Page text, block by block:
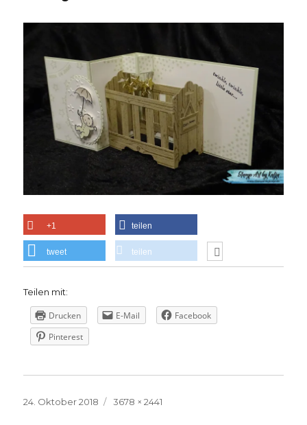
+1 teilen
tweet teilen
Teilen mit:
Drucken E-Mail
Facebook
Pinterest
Veröffentlicht
24. Oktober 2018
Volle
3678 × 2441